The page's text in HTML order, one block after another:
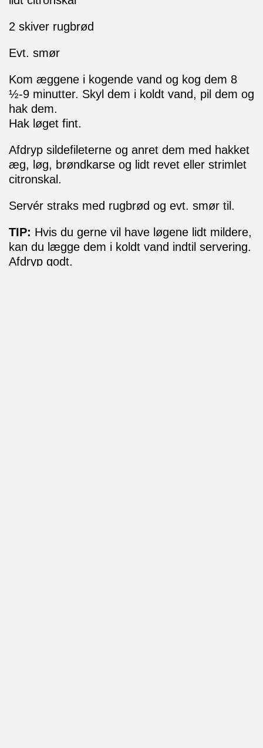
2 skiver rugbrød
Evt. smør
Kom æggene i kogende vand og kog dem 8
½-9 minutter. Skyl dem i koldt vand, pil dem og
hak dem.
Hak løget fint.
Afdryp sildefileterne og anret dem med hakket
æg, løg, brøndkarse og lidt revet eller strimlet
citronskal.
Servér straks med rugbrød og evt. smør til.
TIP: Hvis du gerne vil have løgene lidt mildere,
kan du lægge dem i koldt vand indtil servering.
Afdryp godt.